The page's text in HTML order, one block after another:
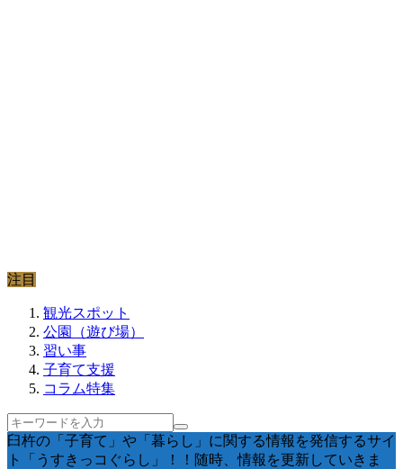
注目
観光スポット
公園（遊び場）
習い事
子育て支援
コラム特集
臼杵の「子育て」や「暮らし」に関する情報を発信するサイ
ト「うすきっコぐらし」！！随時、情報を更新していきま